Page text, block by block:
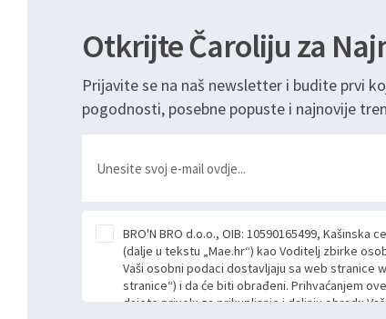
Otkrijte Čaroliju za
Prijavite se na naš newsletter i budite prvi
pogodnosti, posebne popuste i najnovije
BRO'N BRO d.o.o., OIB: 10590165499, Kašinska
(dalje u tekstu „Mae.hr“) kao Voditelj zbirke
Vaši osobni podaci dostavljaju sa web stranice
stranice“) i da će biti obrađeni. Prihvaćanjem
dajete privolu za prikupljanje i daljnju obradu